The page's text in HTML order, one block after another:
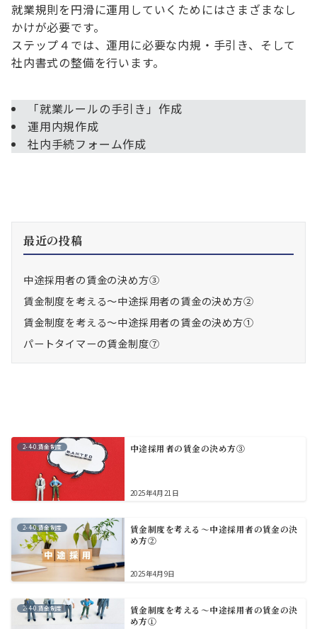
就業規則を円滑に運用していくためにはさまざまなし
かけが必要です。
ステップ４では、運用に必要な内規・手引き、そして
社内書式の整備を行います。
「就業ルールの手引き」作成
運用内規作成
社内手続フォーム作成
最近の投稿
中途採用者の賃金の決め方③
賃金制度を考える～中途採用者の賃金の決め方②
賃金制度を考える～中途採用者の賃金の決め方①
パートタイマーの賃金制度⑦
2-4-0.賃金制度 中途採用者の賃金の決め方③
2025年4月21日
2-4-0.賃金制度
賃金制度を考える～中途採用者の賃金の決
め方②
2025年4月9日
2-4-0.賃金制度
賃金制度を考える～中途採用者の賃金の決
め方①